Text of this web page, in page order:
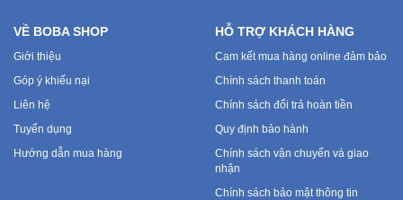
VỀ BOBA SHOP
Giới thiệu
Góp ý khiếu nại
Liên hệ
Tuyển dụng
Hướng dẫn mua hàng
HỖ TRỢ KHÁCH HÀNG
Cam kết mua hàng online đảm bảo
Chính sách thanh toán
Chính sách đổi trả hoàn tiền
Quy định bảo hành
Chính sách vận chuyển và giao
nhận
Chính sách bảo mật thông tin